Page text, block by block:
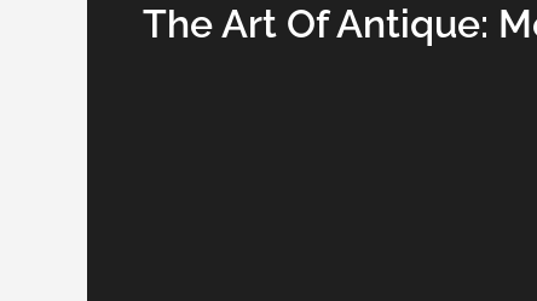
The Art Of Antique: